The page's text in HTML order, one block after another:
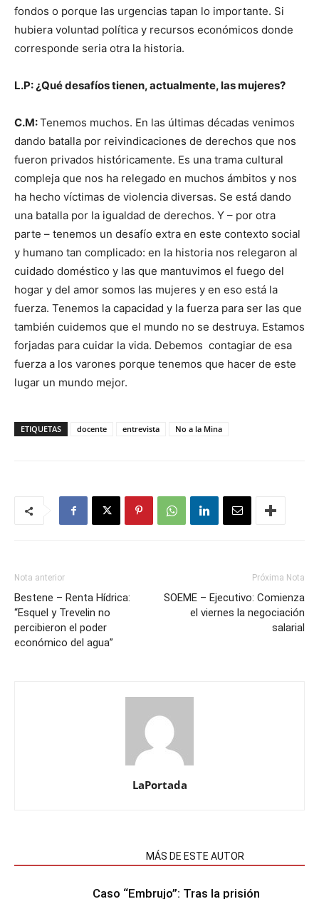
fondos o porque las urgencias tapan lo importante. Si
hubiera voluntad política y recursos económicos donde
corresponde seria otra la historia.
L.P: ¿Qué desafíos tienen, actualmente, las mujeres?
C.M:Tenemos muchos. En las últimas décadas venimos
dando batalla por reivindicaciones de derechos que nos
fueron privados históricamente. Es una trama cultural
compleja que nos ha relegado en muchos ámbitos y nos
ha hecho víctimas de violencia diversas. Se está dando
una batalla por la igualdad de derechos. Y – por otra
parte – tenemos un desafío extra en este contexto social
y humano tan complicado: en la historia nos relegaron al
cuidado doméstico y las que mantuvimos el fuego del
hogar y del amor somos las mujeres y en eso está la
fuerza. Tenemos la capacidad y la fuerza para ser las que
también cuidemos que el mundo no se destruya. Estamos
forjadas para cuidar la vida. Debemos contagiar de esa
fuerza a los varones porque tenemos que hacer de este
lugar un mundo mejor.
ETIQUETAS docente entrevista No a la Mina
Nota anterior
Bestene – Renta Hídrica:
“Esquel y Trevelin no
percibieron el poder
económico del agua”
Próxima Nota
SOEME – Ejecutivo: Comienza
el viernes la negociación
salarial
LaPortada
MÁS DE ESTE AUTOR
Caso “Embrujo”: Tras la prisión